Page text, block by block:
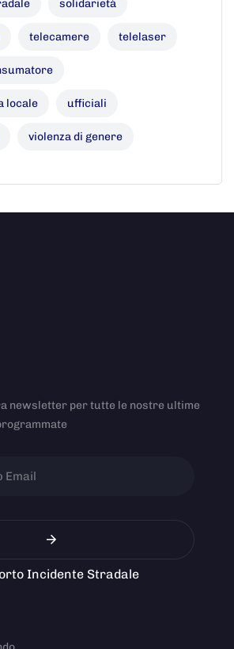
solidarietà
telecamere telelaser
locale ufficiali
violenza di genere
newsletter per tutte le nostre ultime
Incidente Stradale